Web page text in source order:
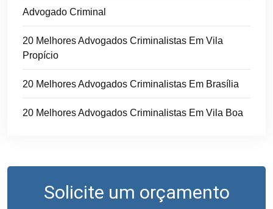
Advogado Criminal
20 Melhores Advogados Criminalistas Em Vila
Propício
20 Melhores Advogados Criminalistas Em Brasília
20 Melhores Advogados Criminalistas Em Vila Boa
Solicite um orçamento